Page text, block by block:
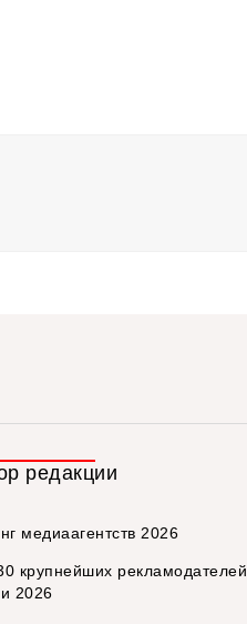
редакции
медиаагентств 2026
крупнейших рекламодателей
2026